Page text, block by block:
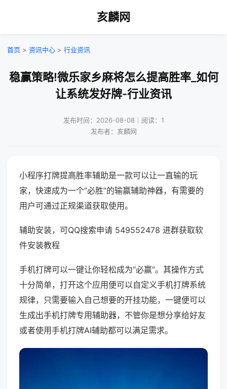
亥麟网
首页 > 资讯中心 > 行业资讯
稳赢策略!微乐家乡麻将怎么提高胜率_如何
让系统发好牌-行业资讯
发布时间：2026-08-08｜阅读：1
发布者：亥麟网
小程序打牌提高胜率辅助是一款可以让一直输的玩
家，快速成为一个“必胜”的输赢辅助神器，有需要的
用户可通过正规渠道获取使用。
辅助安装，可QQ搜索申请 549552478 进群获取软
件安装教程
手机打牌可以一键让你轻松成为“必赢”。其操作方式
十分简单，打开这个应用便可以自定义手机打牌系统
规律，只需要输入自己想要的开挂功能，一键便可以
生成出手机打牌专用辅助器，不管你是想分享给好友
或者使用手机打牌AI辅助都可以满足需求。